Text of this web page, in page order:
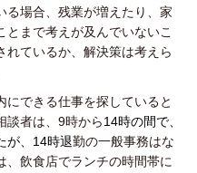
る場合、残業が増えたり、家
まで考えが及んでいないこ
れているか、解決策は考えら
できる仕事を探していると
談者は、9時から14時の間で、
が、14時退勤の一般事務はな
、飲食店でランチの時間帯に